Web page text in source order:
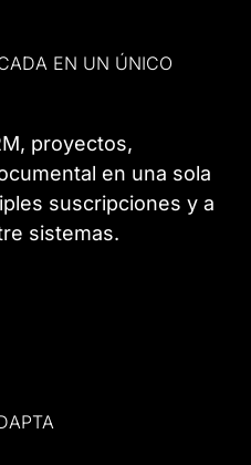
EN UN ÚNICO
proyectos,
en una sola
suscripciones y a
sistemas.